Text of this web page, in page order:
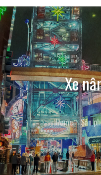
Xe
Home Sản